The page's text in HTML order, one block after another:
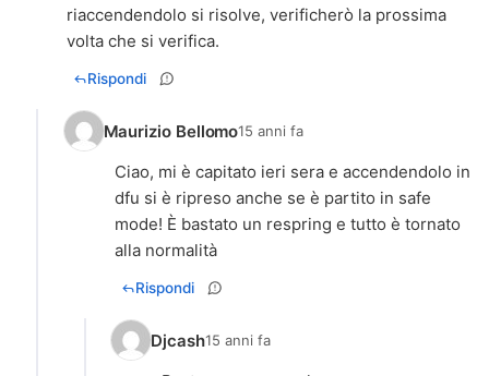
riaccendendolo si risolve, verificherò la prossima
Rispondi
Maurizio Bellomo15 anni fa
Ciao, mi è capitato ieri sera e accendendolo in
dfu si è ripreso anche se è partito in safe
mode! È bastato un respring e tutto è tornato
alla normalità
Rispondi
Djcash15 anni fa